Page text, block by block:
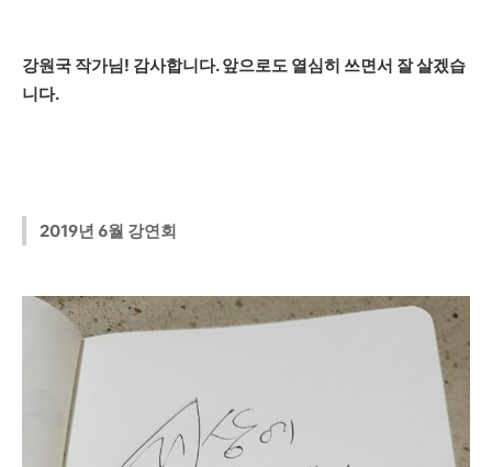
강원국 작가님! 감사합니다. 앞으로도 열심히 쓰면서 잘 살겠습
니다.
2019년 6월 강연회